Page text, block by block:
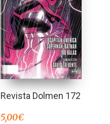
Revista Dolmen 172
5,00€